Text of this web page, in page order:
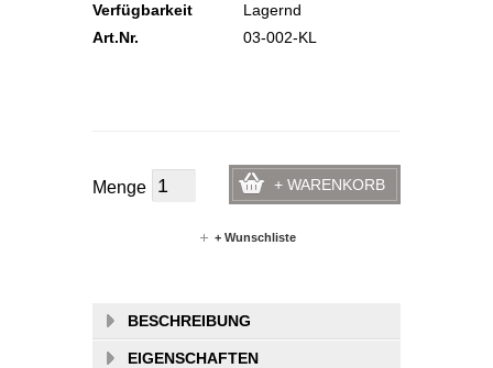
Verfügbarkeit
Lagernd
Art.Nr.
03-002-KL
Menge + WARENKORB
+ Wunschliste
BESCHREIBUNG
EIGENSCHAFTEN